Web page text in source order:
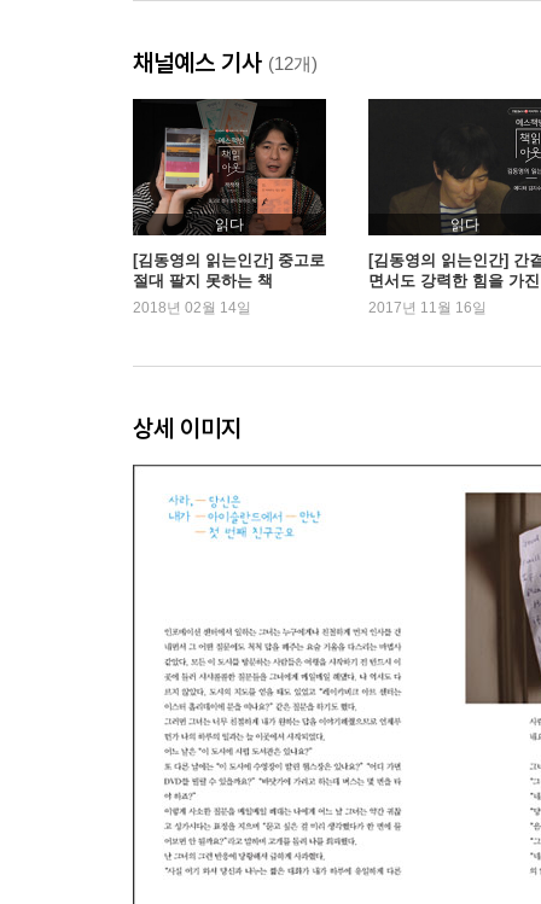
세상의 모든 끝나지 않은 것들에게
보석을 만드는 일
절대로 믿지 말 것
100살이 넘은 나의 연인
내가 널 사랑할 때
그들은 행복했었다
2장
내 여행의 증인
들어본 적 있어?
세상이 우리를 다듬어가겠지
안 좋은 일은 언제나 한 번에 몰아서 온다
그대와 기억의 춤을
우리는 누구나 한 번 더 태어날 수 있다
카페 바바루 cafe babalu
게스트하우스 310호
친구들의 음반가게
뷔욕을 대신해서 카심에게
2009-2010
개인적인 지극히 그런
숨이 너무 찬 나머지
시베리아 횡단열차를 탔습니다
채널예스 기사 (12개)
읽다
[김동영의 읽는인간] 중고로
절대 팔지 못하는 책
2018년 02월 14일
읽다
[김동영의 읽는인간] 간
면서도 강력한 힘을 가
장
2017년 11월 16일
상세 이미지